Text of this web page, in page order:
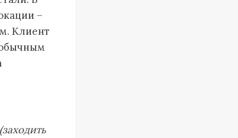
–
Клиент
(заходить